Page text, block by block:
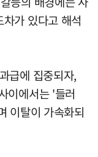
가 있다고 해석
급에 집중되자,
이에서는 '들러
이탈이 가속화되